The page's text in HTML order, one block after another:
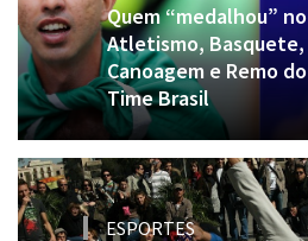
Quem “medalhou” no
Atletismo, Basquete,
Canoagem e Remo do
Time Brasil
ESPORTES